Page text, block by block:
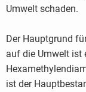
Umwelt schaden.
Der Hauptgrund
auf die Umwelt ist
ist der